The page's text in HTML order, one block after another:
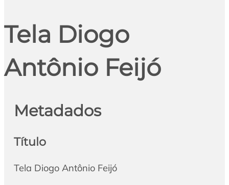
Tela Diogo
Antônio Feijó
Metadados
Título
Tela Diogo Antônio Feijó